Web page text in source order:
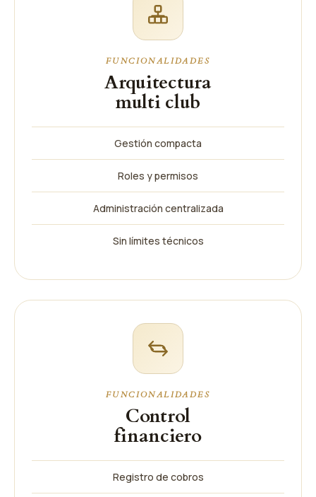
FUNCIONALIDADES
Arquitectura
multi club
Gestión compacta
Roles y permisos
Administración centralizada
Sin límites técnicos
FUNCIONALIDADES
Control
financiero
Registro de cobros